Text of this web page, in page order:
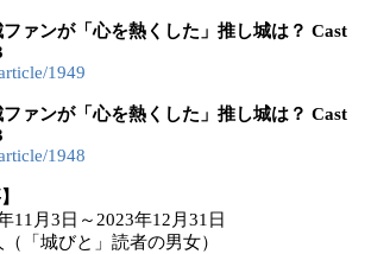
ファンが「心を熱くした」推し城は？ Cast
1949
ファンが「心を熱くした」推し城は？ Cast
1948
11月3日～2023年12月31日
「城びと」読者の男女）